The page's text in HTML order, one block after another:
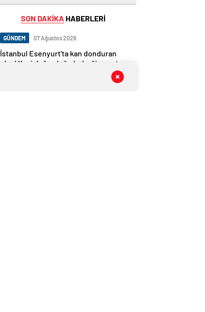
SON DAKİKA HABERLERİ
GÜNDEM 07 Ağustos 2026
İstanbul Esenyurt'ta kan donduran
olay! Yeni doğurduğu bebeği poşete
koyup sokağa attı! – Güncel Gündem